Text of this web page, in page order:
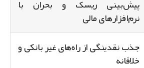
پیش‌بینی ریسک و بحران با
نرم‌افزارهای مالی
جذب نقدینگی از راه‌های غیر بانکی و
خلاقانه